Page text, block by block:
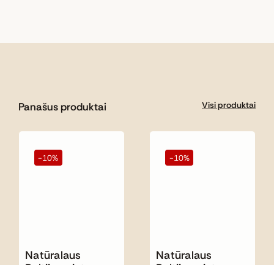
Panašus produktai Visi produktai
-10%
Natūralaus
-10%
Natūralaus